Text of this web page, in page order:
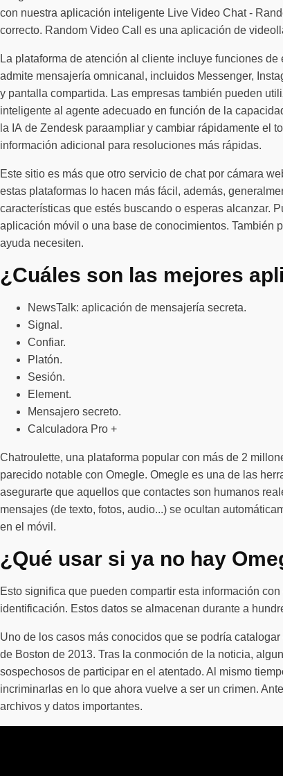
con nuestra aplicación inteligente Live Video Chat -
correcto. Random Video Call es una aplicación de
La plataforma de atención al cliente incluye funciones
admite mensajería omnicanal, incluidos Messenger,
y pantalla compartida. Las empresas también pueden
inteligente al agente adecuado en función de la
la IA de Zendesk paraampliar y cambiar rápidamente el
información adicional para resoluciones más rápidas.
Este sitio es más que otro servicio de chat por cámara
estas plataformas lo hacen más fácil, además,
características que estés buscando o esperas alcanzar.
aplicación móvil o una base de conocimientos. También
ayuda necesiten.
¿Cuáles son las mejores
NewsTalk: aplicación de mensajería secreta.
Signal.
Confiar.
Platón.
Sesión.
Element.
Mensajero secreto.
Calculadora Pro +
Chatroulette, una plataforma popular con más de 2
parecido notable con Omegle. Omegle es una de las
asegurarte que aquellos que contactes son humanos
mensajes (de texto, fotos, audio...) se ocultan
en el móvil.
¿Qué usar si ya no hay
Esto significa que pueden compartir esta información
identificación. Estos datos se almacenan durante a
Uno de los casos más conocidos que se podría
de Boston de 2013. Tras la conmoción de la noticia,
sospechosos de participar en el atentado. Al mismo
incriminarlas en lo que ahora vuelve a ser un crimen.
archivos y datos importantes.